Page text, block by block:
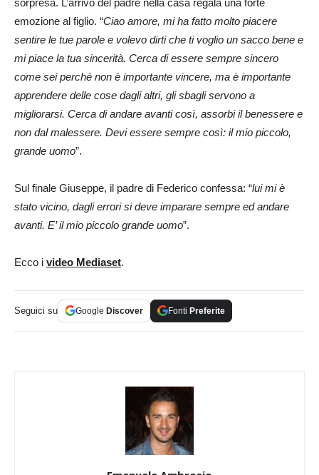
sorpresa. L’arrivo del padre nella casa regala una forte
emozione al figlio. “Ciao amore, mi ha fatto molto piacere
sentire le tue parole e volevo dirti che ti voglio un sacco bene e
mi piace la tua sincerità. Cerca di essere sempre sincero
come sei perché non è importante vincere, ma è importante
apprendere delle cose dagli altri, gli sbagli servono a
migliorarsi. Cerca di andare avanti così, assorbi il benessere e
non dal malessere. Devi essere sempre così: il mio piccolo,
grande uomo”.
Sul finale Giuseppe, il padre di Federico confessa: “lui mi è
stato vicino, dagli errori si deve imparare sempre ed andare
avanti. E’ il mio piccolo grande uomo”.
Ecco i video Mediaset.
Seguici su Google Discover Fonti Preferite